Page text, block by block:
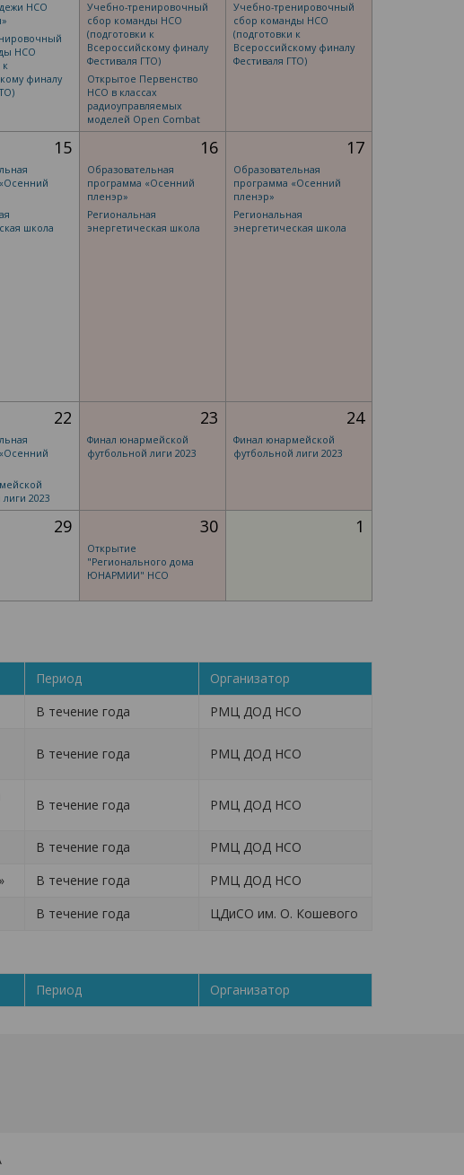
НСО
НСО
к
финалу
Учебно-тренировочный
сбор команды НСО
(подготовки к
Всероссийскому финалу
Фестиваля ГТО)
Открытое Первенство
НСО в классах
радиоуправляемых
моделей Open Combat
Учебно-тренировочный
сбор команды НСО
(подготовки к
Всероссийскому финалу
Фестиваля ГТО)
15
школа
16
Образовательная
программа «Осенний
пленэр»
Региональная
энергетическая школа
17
Образовательная
программа «Осенний
пленэр»
Региональная
энергетическая школа
22
2023
23
Финал юнармейской
футбольной лиги 2023
24
Финал юнармейской
футбольной лиги 2023
29 30
Открытие
"Регионального дома
ЮНАРМИИ" НСО
1
Период
Организатор
В течение года
РМЦ ДОД НСО
В течение года РМЦ ДОД НСО
В течение года РМЦ ДОД НСО
В течение года
РМЦ ДОД НСО
В течение года
РМЦ ДОД НСО
В течение года ЦДиСО им. О. Кошевого
Период Организатор